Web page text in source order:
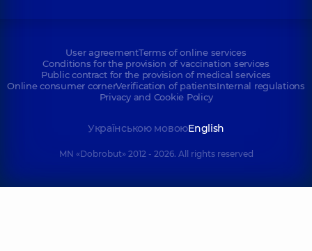
User agreementTerms of online services
Conditions for the provision of vaccination services
Public contract for the provision of medical services
Online consumer cornerVerification of patientsInternal regulations
Privacy and Cookie Policy
Українською мовоюEnglish
MN «Dobrobut» 2012 - 2026. All rights reserved